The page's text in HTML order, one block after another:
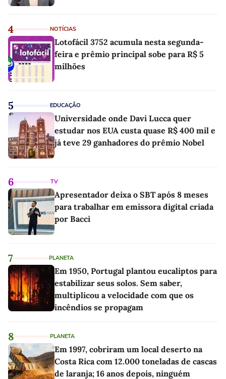
4 NOTÍCIAS
Lotofácil 3752 acumula nesta segunda-
feira e prêmio principal sobe para R$ 5
milhões
5 EDUCAÇÃO
Universidade onde Davi Lucca quer
estudar nos EUA custa quase R$ 400 mil e
já teve 29 ganhadores do prêmio Nobel
6 TV
Apresentador deixa o SBT após 8 meses
para trabalhar em emissora digital criada
por Bacci
7 PLANETA
Em 1950, Portugal plantou eucaliptos para
estabilizar seus solos. Sem saber,
multiplicou a velocidade com que os
incêndios se propagam
8 PLANETA
Em 1997, cobriram um local deserto na
Costa Rica com 12.000 toneladas de cascas
de laranja; 16 anos depois, ninguém